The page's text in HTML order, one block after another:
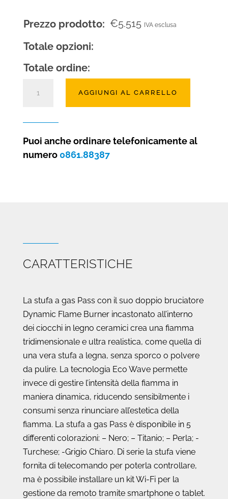
Prezzo prodotto: €5.515 IVA esclusa
Totale opzioni:
Totale ordine:
quantità
AGGIUNGI AL CARRELLO
Puoi anche ordinare telefonicamente al
numero 0861.88387
CARATTERISTICHE
La stufa a gas Pass con il suo doppio bruciatore
Dynamic Flame Burner incastonato all’interno
dei ciocchi in legno ceramici crea una fiamma
tridimensionale e ultra realistica, come quella di
una vera stufa a legna, senza sporco o polvere
da pulire. La tecnologia Eco Wave permette
invece di gestire l’intensità della fiamma in
maniera dinamica, riducendo sensibilmente i
consumi senza rinunciare all’estetica della
fiamma. La stufa a gas Pass è disponibile in 5
differenti colorazioni: – Nero; – Titanio; – Perla; -
Turchese; -Grigio Chiaro. Di serie la stufa viene
fornita di telecomando per poterla controllare,
ma è possibile installare un kit Wi-Fi per la
gestione da remoto tramite smartphone o tablet.